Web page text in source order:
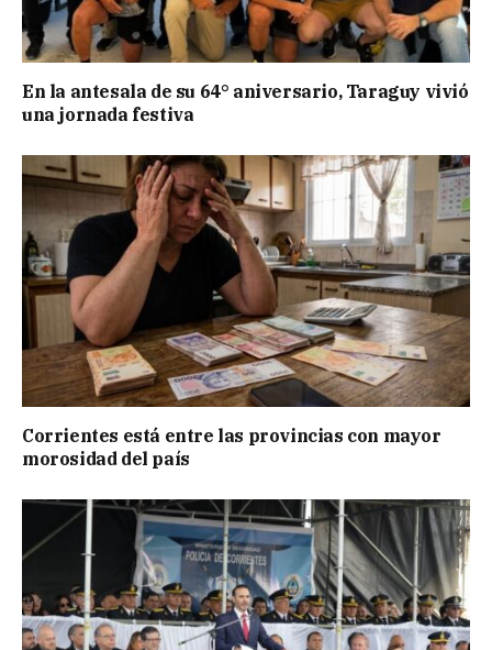
En la antesala de su 64° aniversario, Taraguy vivió
una jornada festiva
Corrientes está entre las provincias con mayor
morosidad del país